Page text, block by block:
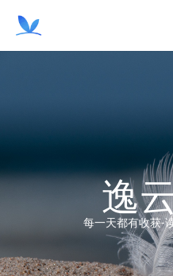
逸
每一天都有收获-